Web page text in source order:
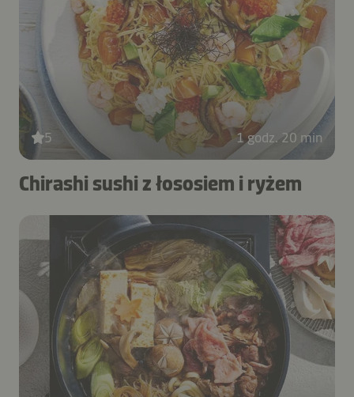
5 1 godz. 20 min
Chirashi sushi z łososiem i ryżem